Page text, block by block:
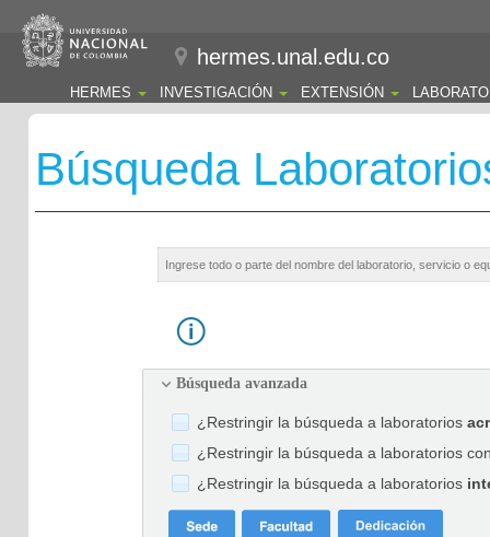
hermes.unal.edu.co
HERMES INVESTIGACIÓN EXTENSIÓN
Búsqueda
Búsqueda avanzada
¿Restringir la búsqueda a laboratorios
¿Restringir la búsqueda a laboratorios
¿Restringir la búsqueda a laboratorios